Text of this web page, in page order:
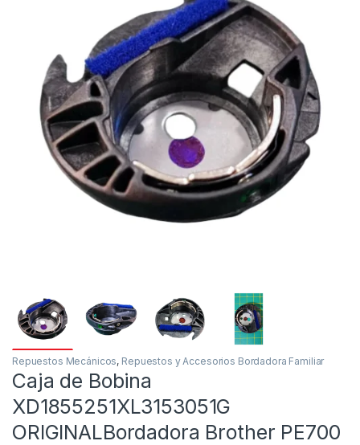
Repuestos Mecánicos, Repuestos y Accesorios Bordadora Familiar
Caja de Bobina
XD1855251XL3153051G
ORIGINALBordadora Brother PE700